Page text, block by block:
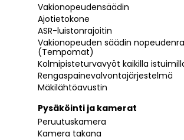
Vakionopeudensäädin
Ajotietokone
ASR-luistonrajoitin
Vakionopeuden säädin
(Tempomat)
Kolmipisteturvavyöt kaikilla
Rengaspainevalvontajärjestelmä
Mäkilähtöavustin
Pysäköinti ja kamerat
Peruutuskamera
Kamera takana